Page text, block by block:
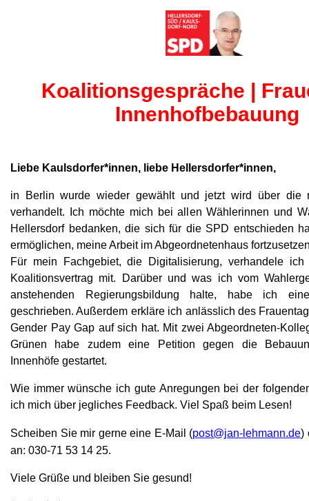
Koalitionsgespräche |
Innenhofbebauung
Liebe Kaulsdorfer*innen, liebe Hellersdorfer*innen,
in Berlin wurde wieder gewählt und jetzt wird über die
verhandelt. Ich möchte mich bei allen Wählerinnen und
Hellersdorf bedanken, die sich für die SPD entschieden
ermöglichen, meine Arbeit im Abgeordnetenhaus
Für mein Fachgebiet, die Digitalisierung, verhandele ich
Koalitionsvertrag mit. Darüber und was ich vom
anstehenden Regierungsbildung halte, habe ich
geschrieben. Außerdem erkläre ich anlässlich des
Gender Pay Gap auf sich hat. Mit zwei Abgeordneten-
Grünen habe zudem eine Petition gegen die
Innenhöfe gestartet.
Wie immer wünsche ich gute Anregungen bei der
ich mich über jegliches Feedback. Viel Spaß beim Lesen!
Scheiben Sie mir gerne eine E-Mail (post@jan-lehmann.de)
an: 030-71 53 14 25.
Viele Grüße und b leiben Sie gesund!